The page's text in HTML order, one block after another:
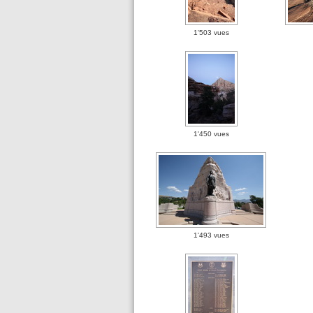
1'503 vues
1'450 vues
1'493 vues